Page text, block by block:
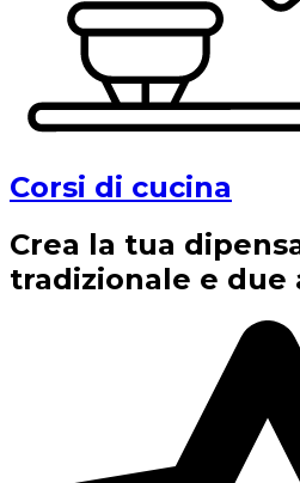
Corsi di cucina
Crea la tua
tradizionale e due